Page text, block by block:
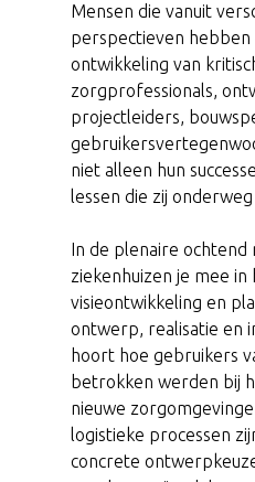
Mensen die vanuit
perspectieven hebben
ontwikkeling van
zorgprofessionals,
projectleiders,
niet alleen hun
lessen die zij
In de plenaire
ziekenhuizen je mee in
visieontwikkeling en
ontwerp, realisatie en
hoort hoe gebruikers
betrokken werden bij
nieuwe
logistieke processen
concrete